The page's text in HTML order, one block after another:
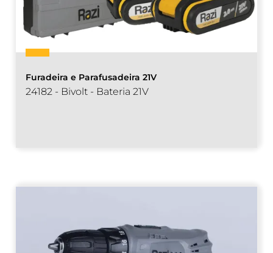
Furadeira e Parafusadeira 21V
24182 - Bivolt - Bateria 21V